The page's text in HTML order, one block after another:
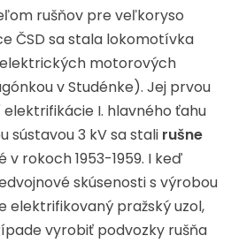
rušňov pre veľkoryso
ČSD sa stala lokomotívka
motorových
v Studénke). Jej prvou
I. hlavného ťahu
sústavou 3 kV sa stali rušne
v rokoch 1953-1959. I keď
skúsenosti s výrobou
elektrifikovaný pražský uzol,
vyrobiť podvozky rušňa